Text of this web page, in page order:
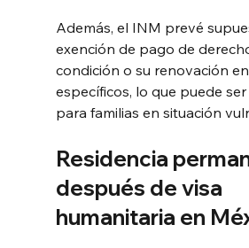
Además, el INM prevé
exención de pago de
condición o su renovación
específicos, lo que puede
para familias en situación
Residencia
después de visa
humanitaria en